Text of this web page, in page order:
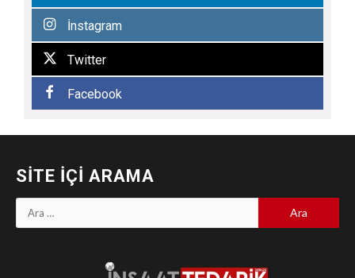
İnstagram
Twitter
Facebook
SITE İÇI ARAMA
Arama: